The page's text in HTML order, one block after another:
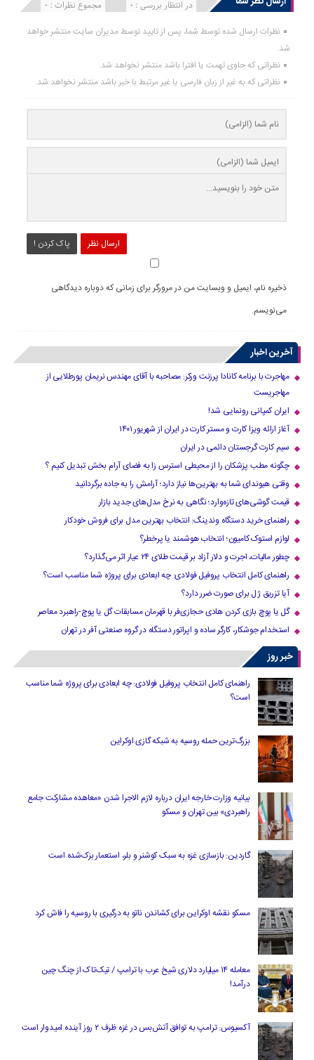
مجموع نظرات : 0 در انتظار بررسی : 0 انتشار یافته : 0
نظرات ارسال شده توسط شما، پس از تایید توسط مدیران سایت منتشر خواهد
شد.
نظراتی که حاوی تهمت یا افترا باشد منتشر نخواهد شد.
نظراتی که به غیر از زبان فارسی یا غیر مرتبط با خبر باشد منتشر نخواهد شد.
ارسال نظر پاک کردن !
ذخیره نام، ایمیل و وبسایت من در مرورگر برای زمانی که دوباره دیدگاهی
می‌نویسم.
آخرین اخبار
مهاجرت با برنامه کانادا پرزنت ورکر: مصاحبه با آقای مهندس نریمان پورطلایی از
مهاجریست
ایران کمپانی رونمایی شد!
آغاز ارائه ویزا کارت و مستر کارت در ایران از شهریور ۱۴۰۱
سیم کارت گرجستان دائمی در ایران
چگونه مطب پزشکان را از محیطی استرس زا به فضای آرام بخش تبدیل کنیم ؟
وقتی هیوندای شما به بهترین‌ها نیاز دارد؛ آرامش را به جاده برگردانید
قیمت گوشی‌های تازه‌وارد؛ نگاهی به نرخ مدل‌های جدید بازار
راهنمای خرید دستگاه وندینگ: انتخاب بهترین مدل برای فروش خودکار
لوازم استوک کامیون؛ انتخاب هوشمند یا پرخطر؟
چطور مالیات، اجرت و دلار آزاد بر قیمت طلای ۲۴ عیار اثر می‌گذارد؟
راهنمای کامل انتخاب پروفیل فولادی: چه ابعادی برای پروژه شما مناسب است؟
آیا تزریق ژل برای صورت ضرر دارد​؟
گل یا پوچ بازی کردن هادی حجازی‌فر با قهرمان مسابقات گل یا پوچ-راهبرد معاصر
استخدام جوشکار، کارگر ساده و اپراتور دستگاه در گروه صنعتی آفر در تهران
خبر روز
راهنمای کامل انتخاب پروفیل فولادی: چه ابعادی برای پروژه شما مناسب
است؟
بزرگ‌ترین حمله روسیه به شبکه گازی اوکراین
بیانیه وزارت خارجه ایران درباره لازم‌ الاجرا شدن «معاهده مشارکت جامع
راهبردی» بین تهران و مسکو
گاردین: بازسازی غزه به سبک کوشنر و بلر، استعمار بزک‌شده است
مسکو نقشه اوکراین برای کشاندن ناتو به درگیری با روسیه را فاش کرد
معامله ۱۴ میلیارد دلاری شیخ عرب با ترامپ / تیک‌تاک از چنگ چین
درآمد!
آکسیوس: ترامپ به توافق آتش‌بس در غزه ظرف ۲ روز آینده امیدوار است